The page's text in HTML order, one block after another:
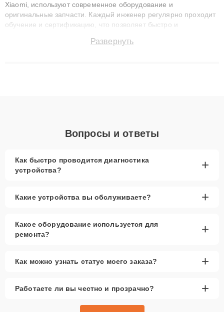
Xiaomi, используют современное оборудование и
оригинальные запчасти. Каждый инженер регулярно проходит
обучение и сертификацию, что позволяет быстро и
сохранением гарантии до 3 лет. Наши мастера решают
Развернуть
Вопросы и ответы
Как быстро проводится диагностика
устройства?
+
Какие устройства вы обслуживаете? +
Какое оборудование используется для
ремонта?
+
Как можно узнать статус моего заказа? +
Работаете ли вы честно и прозрачно? +